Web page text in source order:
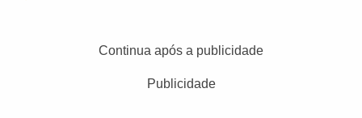
Continua após a publicidade
Publicidade